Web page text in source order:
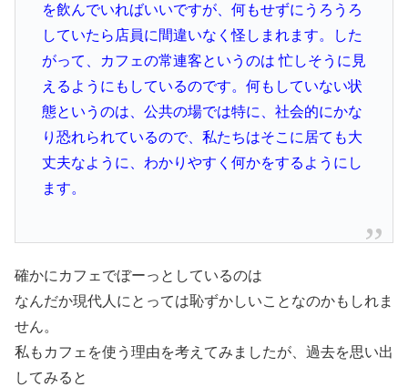
を飲んでいればいいですが、何もせずにうろうろ
していたら店員に間違いなく怪しまれます。した
がって、カフェの常連客というのは 忙しそうに見
えるようにもしているのです。何もしていない状
態というのは、公共の場では特に、社会的にかな
り恐れられているので、私たちはそこに居ても大
丈夫なように、わかりやすく何かをするようにし
ます。
確かにカフェでぼーっとしているのは
なんだか現代人にとっては恥ずかしいことなのかもしれま
せん。
私もカフェを使う理由を考えてみましたが、過去を思い出
してみると